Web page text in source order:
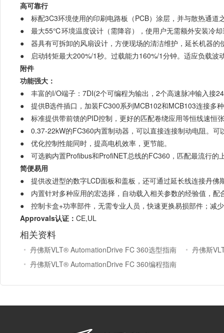
高可靠行
● 标配3C3环境使用的印刷电路板（PCB）涂层，并与散热通道
● 最大55℃环境温度设计（需降容），使用户无需额外安装冷
● 器具有可拆卸的风扇设计，方便现场的清洁维护，延长机器的
● 启动转矩最大200%/1秒。过载能力160%/1分钟。适应负载波
附件
功能强大：
● 丰富的I/O端子：7DI(2个可编程为输出，2个高速脉冲输入接
● 提供B选件插口，加装FC300系列MCB102和MCB103连接多
● 标准提供带前馈的PID控制，更好的匹配卷绕应用等恒线速恒
● 0.37-22kW的FC360内置制动器，可以直接连接制动电阻。可
● 优化控制性能同时，提高电机效率，更节能。
● 可选购内置Profibus和ProfiNET总线的FC360，匹配最流行的
简便易用
● 提供改进型的数字LCD面板和盖板，还可通过延长线连接丹佛
● 内置针对多种应用的宏选择，自动载入相关参数的经验值，配
● 控制卡盒+功率部件，无需专业人员，快速更换易损部件；减
Approvals认证： CE,UL
相关资料
丹佛斯VLT® AutomationDrive FC 360选型指南
丹佛斯VLT® AutomationDrive FC 360编程指南